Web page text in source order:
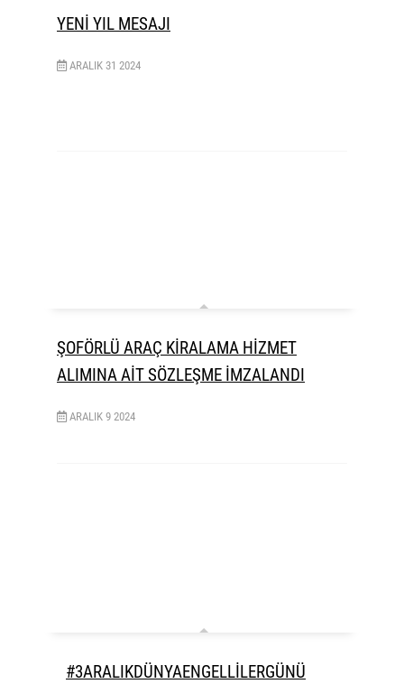
YENİ YIL MESAJI
ARALIK 31 2024
ŞOFÖRLÜ ARAÇ KİRALAMA HİZMET
ALIMINA AİT SÖZLEŞME İMZALANDI
ARALIK 9 2024
#3ARALIKDÜNYAENGELLİLERGÜNÜ